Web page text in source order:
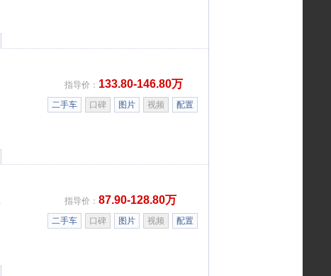
指导价： 133.80-146.80万
二手车 口碑 图片 视频 配置
指导价： 87.90-128.80万
二手车 口碑 图片 视频 配置